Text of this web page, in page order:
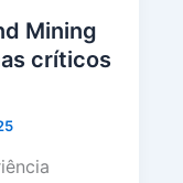
Mining
críticos